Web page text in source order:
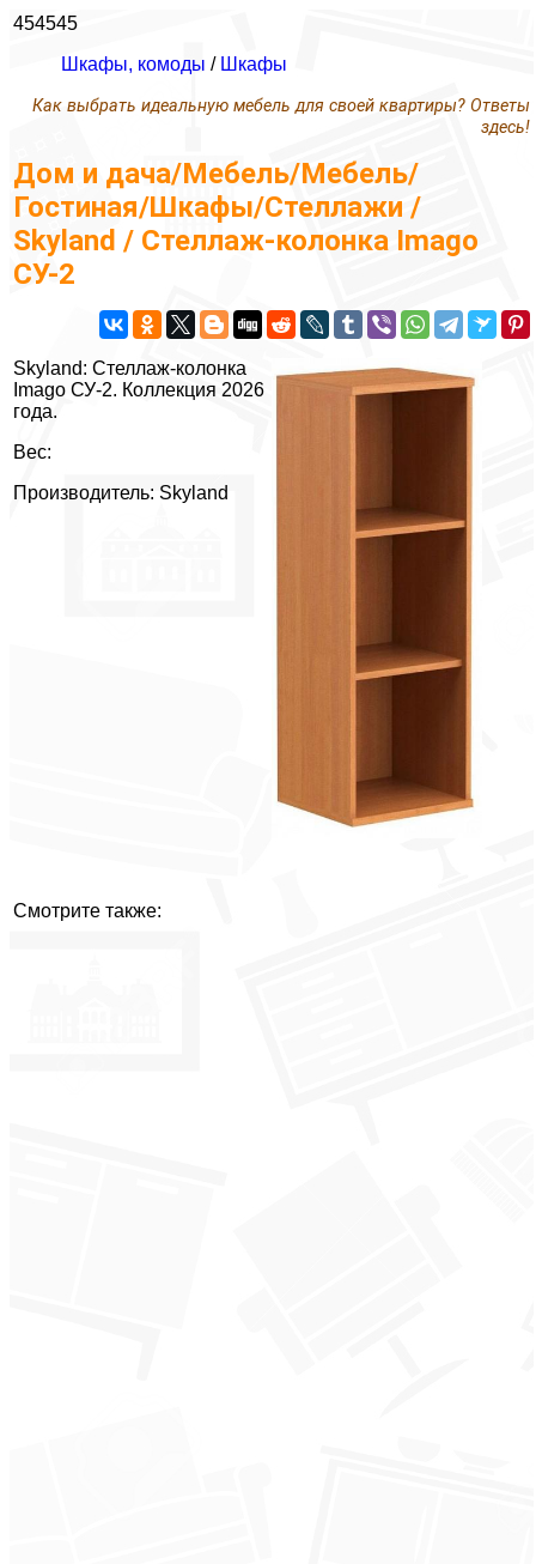
454545
Шкафы, комоды / Шкафы
Как выбрать идеальную мебель для своей квартиры? Ответы
здесь!
Дом и дача/Мебель/Мебель/
Гостиная/Шкафы/Стеллажи /
Skyland / Стеллаж-колонка Imago
СУ-2
Skyland: Стеллаж-колонка
Imago СУ-2. Коллекция 2026
года.
Вес:
Производитель: Skyland
Смотрите также: